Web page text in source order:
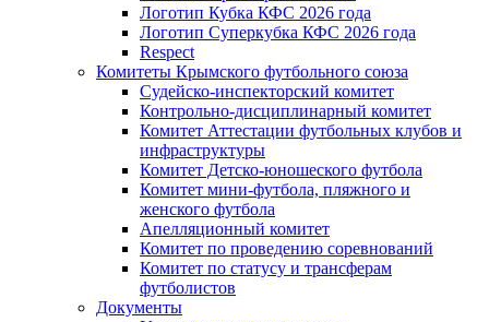
Логотип Кубка КФС 2026 года
Логотип Суперкубка КФС 2026 года
Respect
Комитеты Крымского футбольного союза
Судейско-инспекторский комитет
Контрольно-дисциплинарный комитет
Комитет Аттестации футбольных клубов и
инфраструктуры
Комитет Детско-юношеского футбола
Комитет мини-футбола, пляжного и
женского футбола
Апелляционный комитет
Комитет по проведению соревнований
Комитет по статусу и трансферам
футболистов
Документы